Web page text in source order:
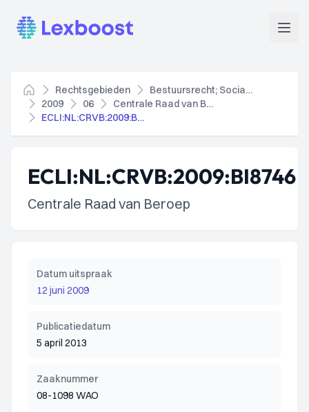
Lexboost
Home
Rechtsgebieden
Bestuursrecht; Socialezekerheidsrecht
2009
06
Centrale Raad van Beroep
ECLI:NL:CRVB:2009:BI8746
ECLI:NL:CRVB:2009:BI8746
Centrale Raad van Beroep
Datum uitspraak
12 juni 2009
Publicatiedatum
5 april 2013
Zaaknummer
08-1098 WAO